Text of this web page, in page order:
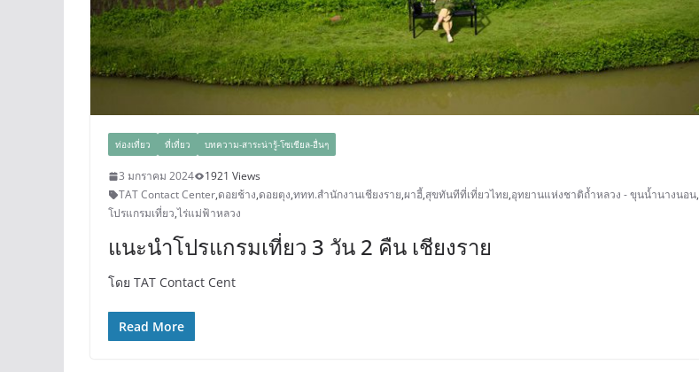
ท่องเที่ยว ที่เที่ยว บทความ-สาระน่ารู้-โซเชียล-อื่นๆ
3 มกราคม 2024
1921 Views
TAT Contact Center,ดอยช้าง,ดอยตุง,ททท.สำนักงานเชียงราย,ผาฮี้,สุขทันทีที่เที่ยวไทย,อุทยานแห่งชาติถ้ำหลวง - ขุนน้ำนางนอน,
โปรแกรมเที่ยว,ไร่แม่ฟ้าหลวง
แนะนำโปรแกรมเที่ยว 3 วัน 2 คืน เชียงราย
โดย TAT Contact Cent
Read More